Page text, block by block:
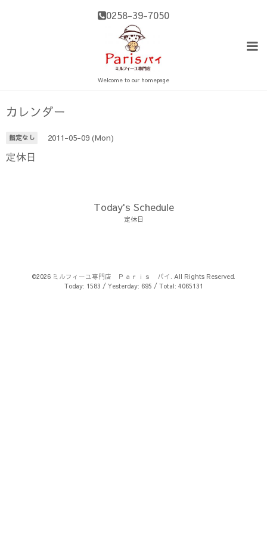
0258-39-7050
Welcome to our homepage
カレンダー
指定なし 2011-05-09 (Mon)
定休日
Today's Schedule
定休日
©2026 ミルフィーユ専門店 Ｐａｒｉｓ パイ . All Rights Reserved.
Today: 1583 / Yesterday: 695 / Total: 4065131